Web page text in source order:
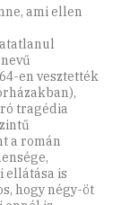
ami ellen
en vesztették
tragédia
a román
ellátása is
hogy négy-öt